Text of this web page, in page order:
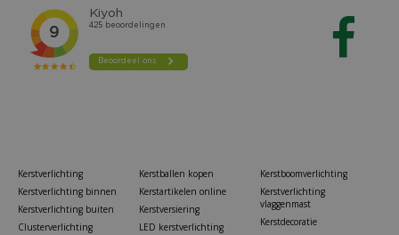
Kerstverlichting
Kerstverlichting binnen
Kerstverlichting buiten
Clusterverlichting
Kerstballen kopen
Kerstartikelen online
Kerstversiering
LED kerstverlichting
Kerstboomverlichting
Kerstverlichting
vlaggenmast
Kerstdecoratie